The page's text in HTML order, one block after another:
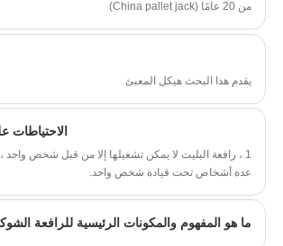
من 20 عامًا (China pallet jack)
يقدم هذا البحث هيكل المعبئ
الاحتياطات
1 ، رافعة البليت لا يمكن تشغيلها إلا من قبل شخص
عدة أشخاص تحت قيادة شخص واحد.